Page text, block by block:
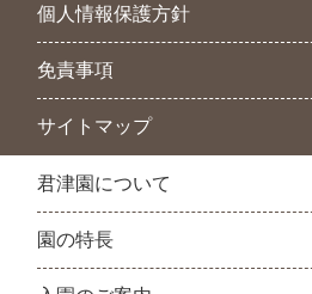
個人情報保護方針
免責事項
サイトマップ
君津園について
園の特長